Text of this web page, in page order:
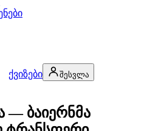
ქვიზები შესვლა
— ბაიერნმა